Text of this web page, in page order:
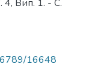
4, Вип. 1. - С.
16648